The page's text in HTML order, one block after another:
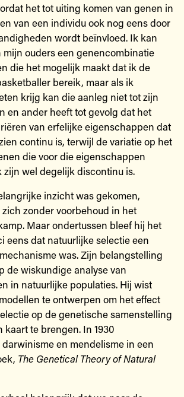
het tot uiting komen van genen in
van een individu ook nog eens door
wordt beïnvloed. Ik kan
mijn ouders een genencombinatie
die het mogelijk maakt dat ik de
bereik, maar als ik
krijg kan die aanleg niet tot zijn
en ander heeft tot gevolg dat het
van erfelijke eigenschappen dat
continu is, terwijl de variatie op het
die voor die eigenschappen
wel degelijk discontinu is.
inzicht was gekomen,
zonder voorbehoud in het
Maar ondertussen bleef hij het
eens dat natuurlijke selectie een
was. Zijn belangstelling
de wiskundige analyse van
in natuurlijke populaties. Hij wist
te ontwerpen om het effect
op de genetische samenstelling
kaart te brengen. In 1930
en mendelisme in een
The Genetical Theory of Natural